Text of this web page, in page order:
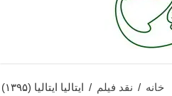
خانه / نقد فیلم / ایتالیا ایتالیا (۱۳۹۵)